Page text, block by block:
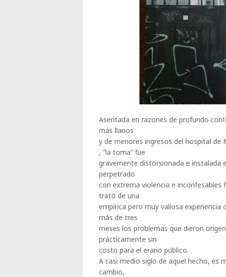
Asentada en razones de profundo
más llanos
y de menores ingresos del hospital de
, “la toma” fue
gravemente distorsionada e instalada
perpetrado
con extrema violencia e inconfesables
trató de una
empírica pero muy valiosa experiencia
más de tres
meses los problemas que dieron
prácticamente sin
costo para el erario público.
A casi medio siglo de aquel hecho, es
cambio,